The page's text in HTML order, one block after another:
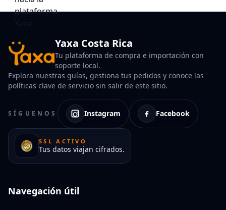
Yaxa Costa Rica
Tu plataforma de compra e importación con
soporte local.
Explora nuestras guías, gestiona tus pedidos y conoce las
políticas clave de servicio sin salir de este sitio.
SÍGUENOS Instagram Facebook
SSL ACTIVO
Tus datos viajan cifrados.
Navegación útil